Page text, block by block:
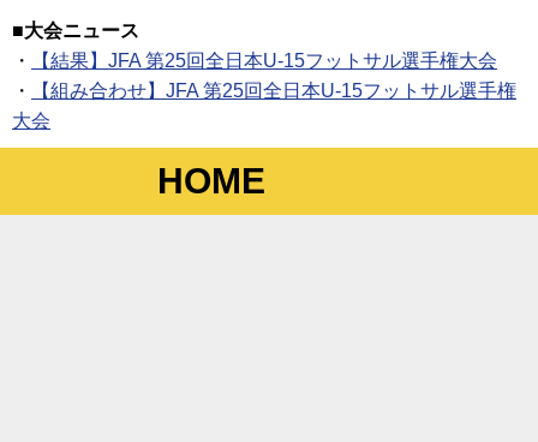
■大会ニュース
・
【結果】JFA 第25回全日本U-15フットサル選手権大会
・
【組み合わせ】JFA 第25回全日本U-15フットサル選手権
大会
HOME